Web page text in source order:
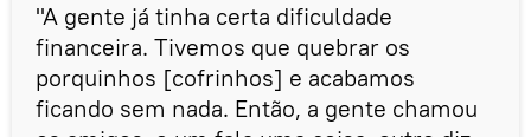
"A gente já tinha certa dificuldade
financeira. Tivemos que quebrar os
porquinhos [cofrinhos] e acabamos
ficando sem nada. Então, a gente chamou